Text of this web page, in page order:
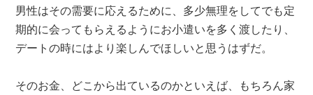
男性はその需要に応えるために、多少無理をしてでも定
期的に会ってもらえるようにお小遣いを多く渡したり、
デートの時にはより楽しんでほしいと思うはずだ。
そのお金、どこから出ているのかといえば、もちろん家